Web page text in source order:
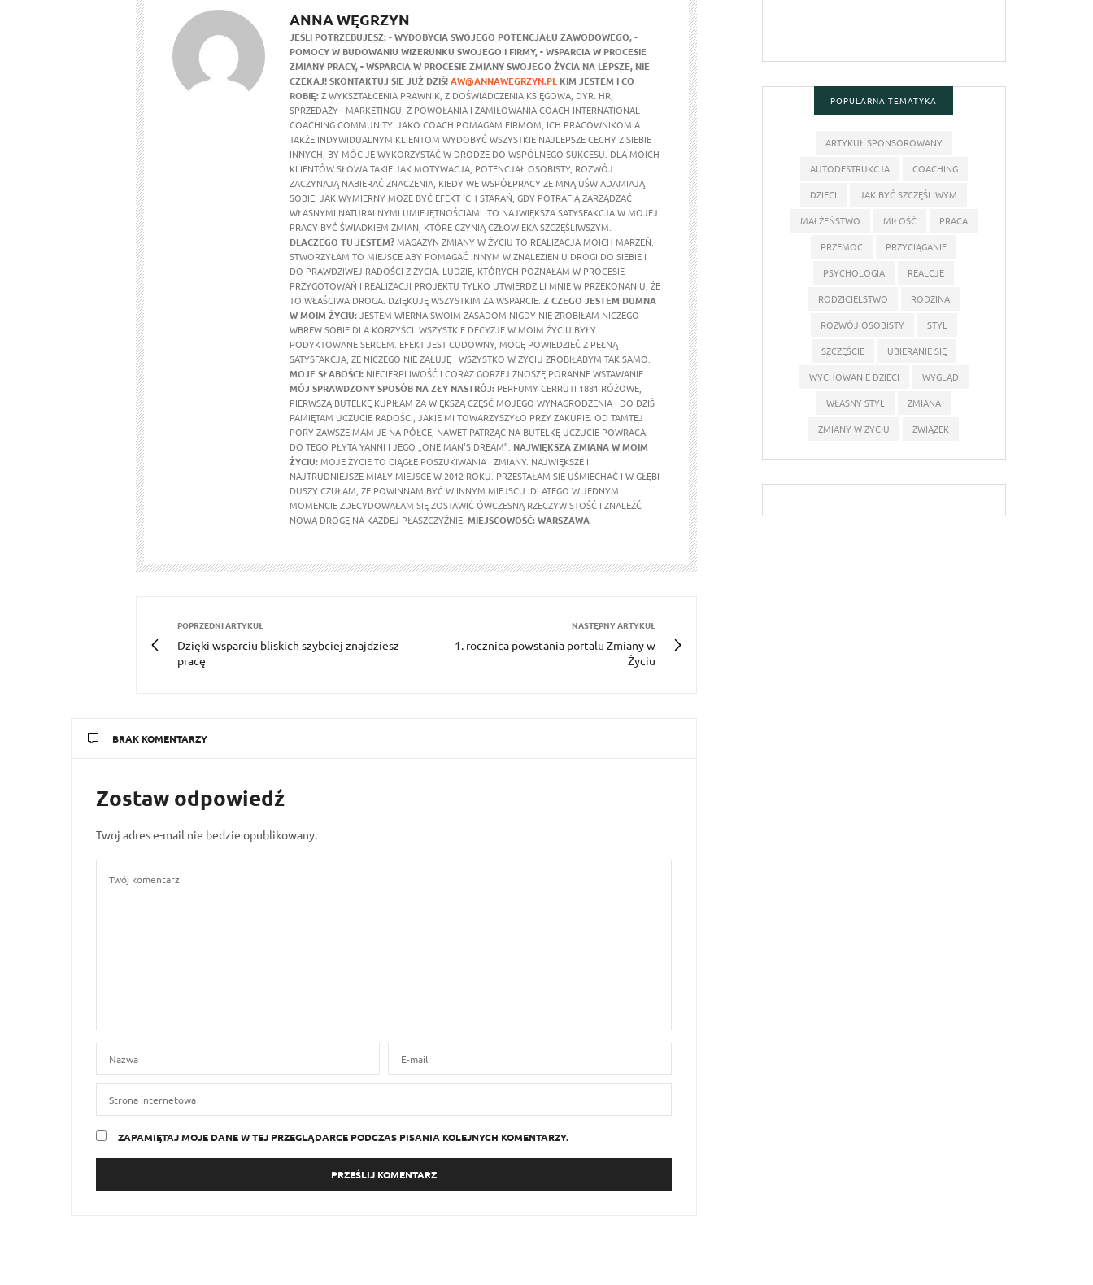
ANNA WĘGRZYN
JEŚLI POTRZEBUJESZ:- WYDOBYCIA SWOJEGO POTENCJAŁU ZAWODOWEGO,-
POMOCY W BUDOWANIU WIZERUNKU SWOJEGO I FIRMY,- WSPARCIA W PROCESIE
ZMIANY PRACY,- WSPARCIA W PROCESIE ZMIANY SWOJEGO ŻYCIA NA LEPSZE, NIE
CZEKAJ! SKONTAKTUJ SIE JUŻ DZIŚ!AW@ANNAWEGRZYN.PL KIM JESTEM I CO
ROBIĘ:Z WYKSZTAŁCENIA PRAWNIK, Z DOŚWIADCZENIA KSIĘGOWA, DYR. HR,
SPRZEDAŻY I MARKETINGU, Z POWOŁANIA I ZAMIŁOWANIA COACH INTERNATIONAL
COACHING COMMUNITY. JAKO COACH POMAGAM FIRMOM, ICH PRACOWNIKOM A
TAKŻE INDYWIDUALNYM KLIENTOM WYDOBYĆ WSZYSTKIE NAJLEPSZE CECHY Z SIEBIE I
INNYCH, BY MÓC JE WYKORZYSTAĆ W DRODZE DO WSPÓLNEGO SUKCESU. DLA MOICH
KLIENTÓW SŁOWA TAKIE JAK MOTYWACJA, POTENCJAŁ OSOBISTY, ROZWÓJ
ZACZYNAJĄ NABIERAĆ ZNACZENIA, KIEDY WE WSPÓŁPRACY ZE MNĄ UŚWIADAMIAJĄ
SOBIE, JAK WYMIERNY MOŻE BYĆ EFEKT ICH STARAŃ, GDY POTRAFIĄ ZARZĄDZAĆ
WŁASNYMI NATURALNYMI UMIEJĘTNOŚCIAMI. TO NAJWIĘKSZA SATYSFAKCJA W MOJEJ
PRACY BYĆ ŚWIADKIEM ZMIAN, KTÓRE CZYNIĄ CZŁOWIEKA SZCZĘŚLIWSZYM.
DLACZEGO TU JESTEM?MAGAZYN ZMIANY W ŻYCIU TO REALIZACJA MOICH MARZEŃ.
STWORZYŁAM TO MIEJSCE ABY POMAGAĆ INNYM W ZNALEZIENIU DROGI DO SIEBIE I
DO PRAWDZIWEJ RADOŚCI Z ŻYCIA. LUDZIE, KTÓRYCH POZNAŁAM W PROCESIE
PRZYGOTOWAŃ I REALIZACJI PROJEKTU TYLKO UTWIERDZILI MNIE W PRZEKONANIU, ŻE
TO WŁAŚCIWA DROGA. DZIĘKUJĘ WSZYSTKIM ZA WSPARCIE. Z CZEGO JESTEM DUMNA
W MOIM ŻYCIU:JESTEM WIERNA SWOIM ZASADOM NIGDY NIE ZROBIŁAM NICZEGO
WBREW SOBIE DLA KORZYŚCI. WSZYSTKIE DECYZJE W MOIM ŻYCIU BYŁY
PODYKTOWANE SERCEM. EFEKT JEST CUDOWNY, MOGĘ POWIEDZIEĆ Z PEŁNĄ
SATYSFAKCJĄ, ŻE NICZEGO NIE ŻAŁUJĘ I WSZYSTKO W ŻYCIU ZROBIŁABYM TAK SAMO.
MOJE SŁABOŚCI: NIECIERPLIWOŚĆ I CORAZ GORZEJ ZNOSZĘ PORANNE WSTAWANIE.
MÓJ SPRAWDZONY SPOSÓB NA ZŁY NASTRÓJ: PERFUMY CERRUTI 1881 RÓŻOWE,
PIERWSZĄ BUTELKĘ KUPIŁAM ZA WIĘKSZĄ CZĘŚĆ MOJEGO WYNAGRODZENIA I DO DZIŚ
PAMIĘTAM UCZUCIE RADOŚCI, JAKIE MI TOWARZYSZYŁO PRZY ZAKUPIE. OD TAMTEJ
PORY ZAWSZE MAM JE NA PÓŁCE, NAWET PATRZĄC NA BUTELKĘ UCZUCIE POWRACA.
DO TEGO PŁYTA YANNI I JEGO „ONE MAN'S DREAM”. NAJWIĘKSZA ZMIANA W MOIM
ŻYCIU:MOJE ŻYCIE TO CIĄGŁE POSZUKIWANIA I ZMIANY. NAJWIĘKSZE I
NAJTRUDNIEJSZE MIAŁY MIEJSCE W 2012 ROKU. PRZESTAŁAM SIĘ UŚMIECHAĆ I W GŁĘBI
DUSZY CZUŁAM, ŻE POWINNAM BYĆ W INNYM MIEJSCU. DLATEGO W JEDNYM
MOMENCIE ZDECYDOWAŁAM SIĘ ZOSTAWIĆ ÓWCZESNĄ RZECZYWISTOŚĆ I ZNALEŹĆ
NOWĄ DROGĘ NA KAŻDEJ PŁASZCZYŹNIE. MIEJSCOWOŚĆ: WARSZAWA
POPRZEDNI ARTYKUŁ
Dzięki wsparciu bliskich szybciej znajdziesz
pracę
NASTĘPNY ARTYKUŁ
1. rocznica powstania portalu Zmiany w
Życiu
BRAK KOMENTARZY
Zostaw odpowiedź
Twoj adres e-mail nie bedzie opublikowany.
ZAPAMIĘTAJ MOJE DANE W TEJ PRZEGLĄDARCE PODCZAS PISANIA KOLEJNYCH KOMENTARZY.
POPULARNA TEMATYKA
ARTYKUŁ SPONSOROWANY
AUTODESTRUKCJA
COACHING
DZIECI
JAK BYĆ SZCZĘŚLIWYM
MAŁŻEŃSTWO
MIŁOŚĆ
PRACA
PRZEMOC
PRZYCIĄGANIE
PSYCHOLOGIA
REALCJE
RODZICIELSTWO
RODZINA
ROZWÓJ OSOBISTY
STYL
SZCZĘŚCIE
UBIERANIE SIĘ
WYCHOWANIE DZIECI
WYGLĄD
WŁASNY STYL
ZMIANA
ZMIANY W ŻYCIU
ZWIĄZEK